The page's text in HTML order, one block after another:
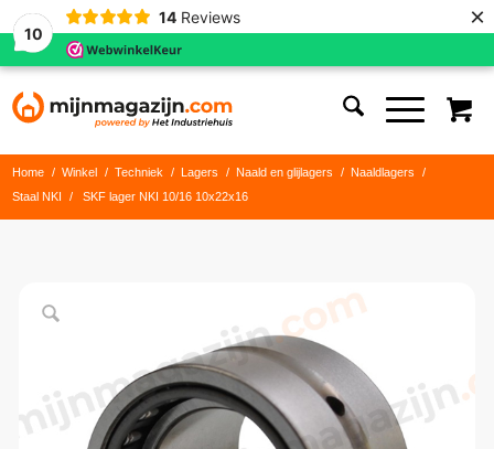
10
14 Reviews ×
Home / Winkel / Techniek / Lagers / Naald en glijlagers / Naaldlagers
/
Staal NKI
/ SKF lager NKI 10/16 10x22x16